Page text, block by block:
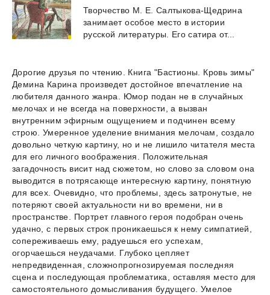
Творчество М. Е. Салтыкова-Щедрина
занимает особое место в истории
русской литературы. Его сатира от...
Дорогие друзья по чтению. Книга "Бастионы. Кровь зимы"
Демина Карина произведет достойное впечатление на
любителя данного жанра. Юмор подан не в случайных
мелочах и не всегда на поверхности, а вызван
внутренним эфирным ощущением и подчинен всему
строю. Умеренное уделение внимания мелочам, создало
довольно четкую картину, но и не лишило читателя места
для его личного воображения. Положительная
загадочность висит над сюжетом, но слово за словом она
выводится в потрясающе интересную картину, понятную
для всех. Очевидно, что проблемы, здесь затронутые, не
потеряют своей актуальности ни во времени, ни в
пространстве. Портрет главного героя подобран очень
удачно, с первых строк проникаешься к нему симпатией,
сопереживаешь ему, радуешься его успехам,
огорчаешься неудачами. Глубоко цепляет
непредвиденная, сложнопрогнозируемая последняя
сцена и последующая проблематика, оставляя место для
самостоятельного домысливания будущего. Умелое